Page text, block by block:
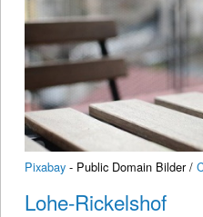
Pixabay - Public Domain Bilder /
Lohe-Rickelshof